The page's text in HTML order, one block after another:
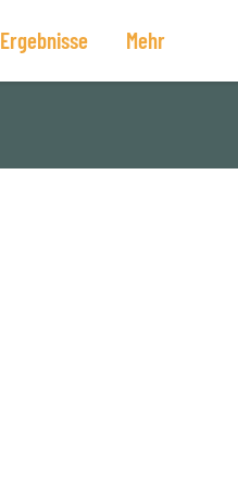
Ergebnisse Mehr